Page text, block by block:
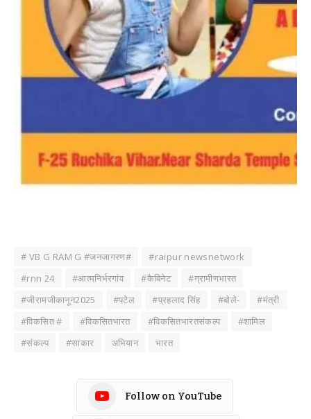
# VB G RAM G #जनजागरण#
#raipur newsnetwork
#rnn 24
#आत्मनिर्भरगांव #कैबिनेट
#ग्रामीणभारत
#जीरामजीकानून2025
#पटेल #प्रहलाद सिंह #बोले-
#मंत्री
#विकसित #
#विकसितभारत #विकसितभारतसंकल्प
#शामिल
#संकल्प
#साकार अभियान भारत
Follow on YouTube